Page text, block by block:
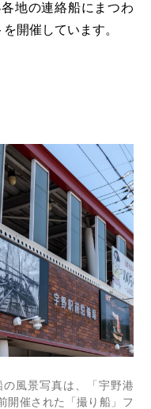
地の連絡船にまつわ
開催しています。
風景写真は、「宇野港
開催された「撮り船」フ